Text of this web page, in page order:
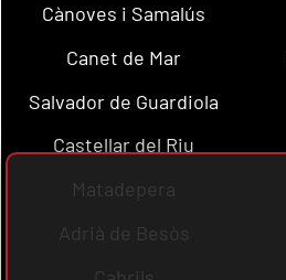
Cànoves i Samalús
Canet de Mar
Salvador de Guardiola
Castellar del Riu
Matadepera
Adrià de Besòs